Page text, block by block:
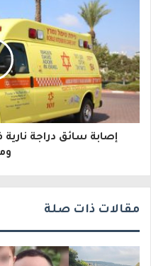
ت
ر
إصابة سائق دراجة
مقالات ذات صلة